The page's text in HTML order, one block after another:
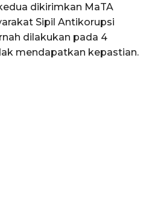
dikirimkan MaTA
Sipil Antikorupsi
dilakukan pada 4
mendapatkan kepastian.